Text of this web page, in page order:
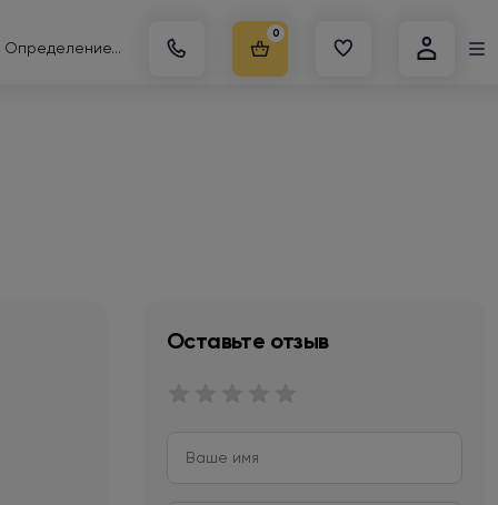
Определение...
0
Оставьте отзыв